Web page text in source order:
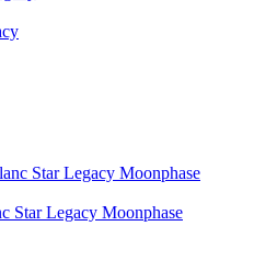
Star Legacy Moonphase